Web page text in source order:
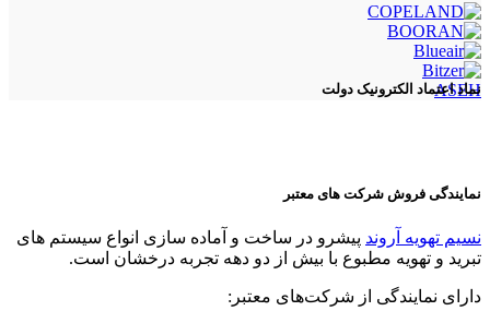
ASEH
نماد اعتماد الکترونیک دولت
نمایندگی فروش شرکت های معتبر
نسیم تهویه آروند پیشرو در ساخت و آماده سازی انواع سیستم های
تبرید و تهویه مطبوع با بیش از دو دهه تجربه درخشان است.
دارای نمایندگی از شرکت‌های معتبر: